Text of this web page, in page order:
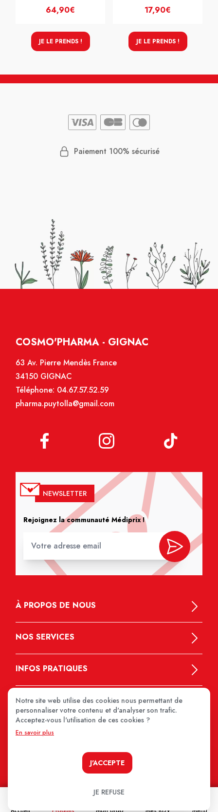
64,90€
JE LE PRENDS !
17,90€
JE LE PRENDS !
Paiement 100% sécurisé
COSMO'PHARMA - GIGNAC
63 Av. Pierre Mendès France
34150 GIGNAC
Téléphone: 04.67.57.52.59
pharma.puytolla@gmail.com
NEWSLETTER
Rejoignez la communauté Médiprix !
À PROPOS DE NOUS
NOS SERVICES
INFOS PRATIQUES
Notre site web utilise des cookies nous permettant de
personnaliser votre contenu et d'analyser son trafic.
Acceptez-vous l'utilisation de ces cookies ?
En savoir plus
J'ACCEPTE
JE REFUSE